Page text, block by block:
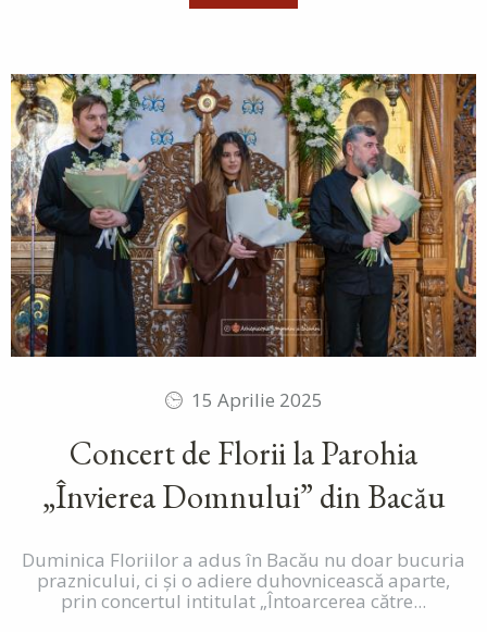
15 Aprilie 2025
Concert de Florii la Parohia
„Învierea Domnului” din Bacău
Duminica Floriilor a adus în Bacău nu doar bucuria
praznicului, ci și o adiere duhovnicească aparte,
prin concertul intitulat „Întoarcerea către...